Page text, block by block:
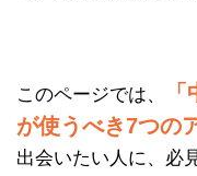
このページでは、
が使うべき7つの
出会いたい人に、必